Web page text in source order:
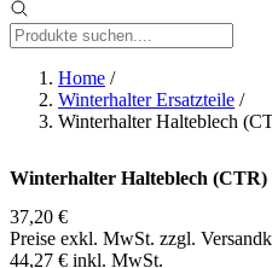
Home /
Winterhalter Ersatzteile /
Winterhalter Halteblech
Winterhalter Halteblech (CTR)
37,20 €
Preise exkl. MwSt. zzgl.
44,27 € inkl. MwSt.